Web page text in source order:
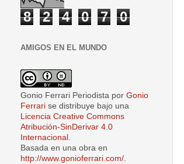
8 2 4 0 7 0
AMIGOS EN EL MUNDO
Gonio Ferrari Periodista por Gonio
Ferrari se distribuye bajo una
Licencia Creative Commons
Atribución-SinDerivar 4.0
Internacional .
Basada en una obra en
http://www.gonioferrari.com/.